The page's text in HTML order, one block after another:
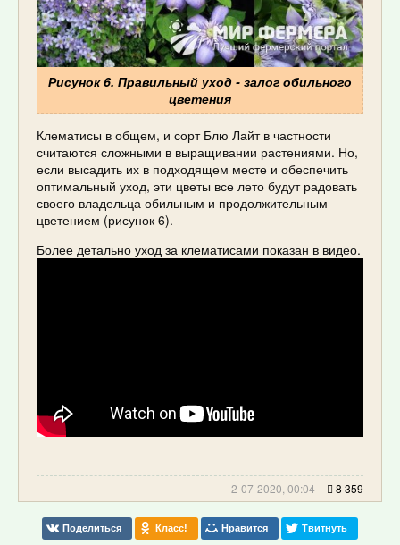
Рисунок 6. Правильный уход - залог обильного
цветения
Клематисы в общем, и сорт Блю Лайт в частности
считаются сложными в выращивании растениями. Но,
если высадить их в подходящем месте и обеспечить
оптимальный уход, эти цветы все лето будут радовать
своего владельца обильным и продолжительным
цветением (рисунок 6).
Более детально уход за клематисами показан в видео.
2-07-2020, 00:04 8 359
Поделиться Класс! Нравится Твитнуть